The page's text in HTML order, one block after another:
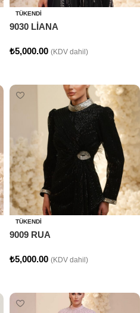
TÜKENDI
9030 LİANA
₺5,000.00 (KDV dahil)
TÜKENDI
9009 RUA
₺5,000.00 (KDV dahil)